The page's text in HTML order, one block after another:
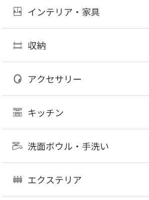
インテリア・家具
収納
アクセサリー
キッチン
洗面ボウル・手洗い
エクステリア